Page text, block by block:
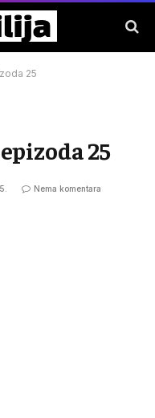
25
25
Nema komentara